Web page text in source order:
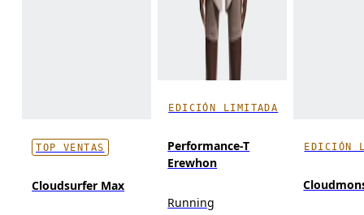
TOP VENTAS
Cloudsurfer Max
EDICIÓN LIMITADA
Performance-T
Erewhon
Running
EDICIÓN